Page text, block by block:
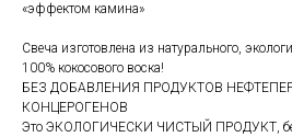
«эффектом камина»
Свеча изготовлена из натурального,
100% кокосового воска!
БЕЗ ДОБАВЛЕНИЯ ПРОДУКТОВ
КОНЦЕРОГЕНОВ
Это ЭКОЛОГИЧЕСКИ ЧИСТЫЙ ПРОДУКТ,